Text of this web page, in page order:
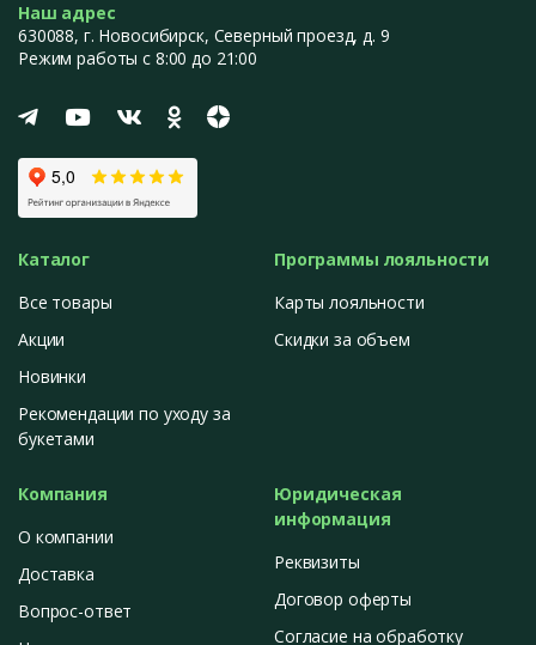
Наш адрес
630088, г. Новосибирск, Северный проезд, д. 9
Режим работы с 8:00 до 21:00
Каталог
Все товары
Акции
Новинки
Рекомендации по уходу за
букетами
Программы лояльности
Карты лояльности
Скидки за объем
Компания
О компании
Доставка
Вопрос-ответ
Юридическая
информация
Реквизиты
Договор оферты
Согласие на обработку